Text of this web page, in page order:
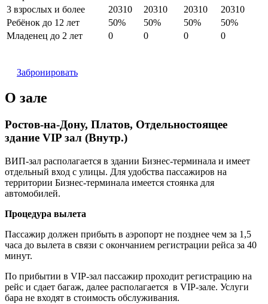
3 взрослых и более
20310 20310 20310
20310
Ребёнок до 12 лет
50% 50% 50%
50%
Младенец до 2 лет
0 0 0 0
Забронировать
О зале
Ростов-на-Дону, Платов, Отдельностоящее
здание VIP зал (Внутр.)
ВИП-зал располагается в здании Бизнес-терминала и имеет
отдельный вход с улицы. Для удобства пассажиров на
территории Бизнес-терминала имеется стоянка для
автомобилей.
Процедура вылета
Пассажир должен прибыть в аэропорт не позднее чем за 1,5
часа до вылета в связи с окончанием регистрации рейса за 40
минут.
По прибытии в VIP-зал пассажир проходит регистрацию на
рейс и сдает багаж, далее располагается в VIP-зале. Услуги
бара не входят в стоимость обслуживания.